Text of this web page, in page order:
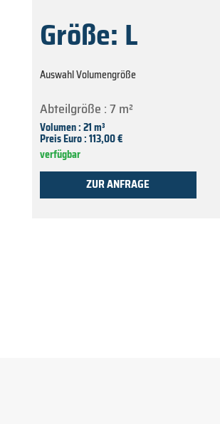
Größe: L
Auswahl Volumengröße
Abteilgröße : 7 m²
Volumen : 21 m³
Preis Euro : 113,00 €
verfügbar
ZUR ANFRAGE